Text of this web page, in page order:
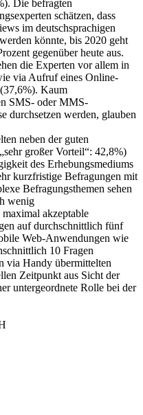
Die befragten
schätzen, dass
im deutschsprachigen
könnte, bis 2020 geht
gegenüber heute aus.
die Experten vor allem in
via Aufruf eines Online-
Kaum
SMS- oder MMS-
durchsetzen werden, glauben
neben der guten
großer Vorteil“: 42,8%)
des Erhebungsmediums
kurzfristige Befragungen mit
Befragungsthemen sehen
wenig
akzeptable
auf durchschnittlich fünf
Web-Anwendungen wie
10 Fragen
via Handy übermittelten
Zeitpunkt aus Sicht der
untergeordnete Rolle bei der